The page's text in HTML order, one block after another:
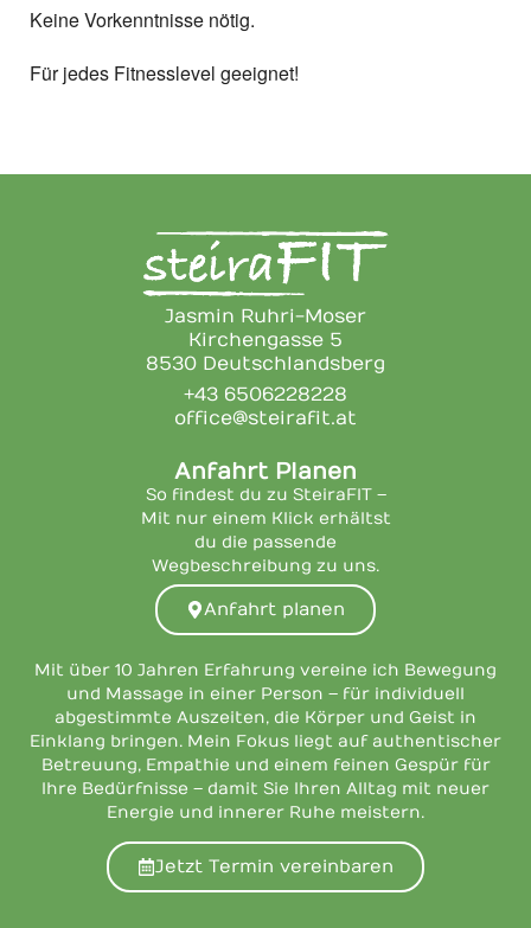
Keine Vorkenntnisse nötig.
Für jedes Fitnesslevel geeignet!
Jasmin Ruhri-Moser
Kirchengasse 5
8530 Deutschlandsberg
+43 6506228228
office@steirafit.at
Anfahrt Planen
So findest du zu SteiraFIT –
Mit nur einem Klick erhältst
du die passende
Wegbeschreibung zu uns.
Anfahrt planen
Mit über 10 Jahren Erfahrung vereine ich Bewegung
und Massage in einer Person – für individuell
abgestimmte Auszeiten, die Körper und Geist in
Einklang bringen. Mein Fokus liegt auf authentischer
Betreuung, Empathie und einem feinen Gespür für
Ihre Bedürfnisse – damit Sie Ihren Alltag mit neuer
Energie und innerer Ruhe meistern.
Jetzt Termin vereinbaren